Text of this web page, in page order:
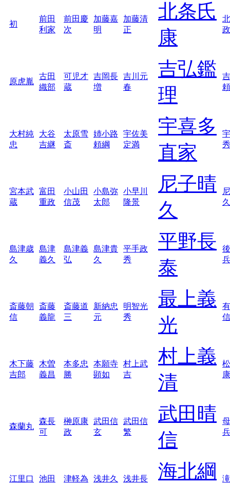
初
前田
利家
前田慶
次
加藤嘉
明
加藤清
正
北条氏
康
政
原虎胤
古田
織部
可児才
蔵
吉岡長
増
吉川元
春
吉弘鑑
理
頼
大村純
忠
大谷
吉継
太原雪
斎
姉小路
頼綱
宇佐美
定満
宇喜多
直家
宮本武
蔵
富田
重政
小山田
信茂
小島弥
太郎
小早川
隆景
尼子晴
久
久
島津歳
久
島津
義久
島津義
弘
島津貴
久
平手政
秀
平野長
泰
斎藤朝
信
斎藤
義龍
斎藤道
三
新納忠
元
明智光
秀
最上義
光
信
木下藤
吉郎
木曽
義昌
本多忠
勝
本願寺
顕如
村上武
吉
村上義
清
康
森蘭丸
森長
可
榊原康
政
武田信
玄
武田信
繁
武田晴
信
江里口
池田
津軽為
浅井久
浅井長
海北綱